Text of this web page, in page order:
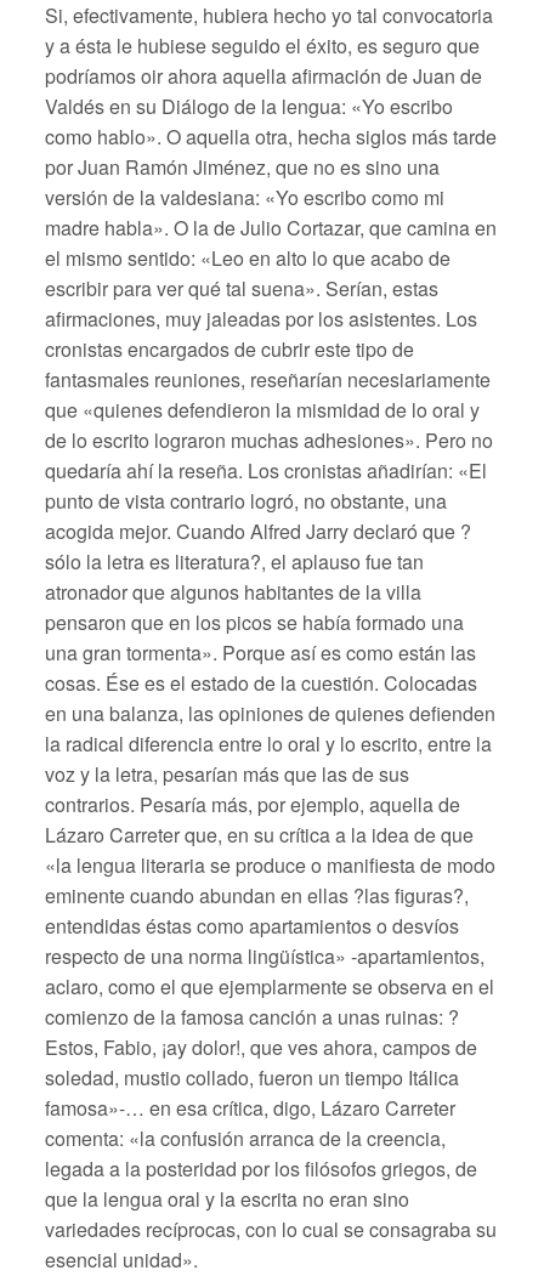
Si, efectivamente, hubiera hecho yo tal convocatoria
y a ésta le hubiese seguido el éxito, es seguro que
podríamos oir ahora aquella afirmación de Juan de
Valdés en su Diálogo de la lengua: «Yo escribo
como hablo». O aquella otra, hecha siglos más tarde
por Juan Ramón Jiménez, que no es sino una
versión de la valdesiana: «Yo escribo como mi
madre habla». O la de Julio Cortazar, que camina en
el mismo sentido: «Leo en alto lo que acabo de
escribir para ver qué tal suena». Serían, estas
afirmaciones, muy jaleadas por los asistentes. Los
cronistas encargados de cubrir este tipo de
fantasmales reuniones, reseñarían necesiariamente
que «quienes defendieron la mismidad de lo oral y
de lo escrito lograron muchas adhesiones». Pero no
quedaría ahí la reseña. Los cronistas añadirían: «El
punto de vista contrario logró, no obstante, una
acogida mejor. Cuando Alfred Jarry declaró que ?
sólo la letra es literatura?, el aplauso fue tan
atronador que algunos habitantes de la villa
pensaron que en los picos se había formado una
una gran tormenta». Porque así es como están las
cosas. Ése es el estado de la cuestión. Colocadas
en una balanza, las opiniones de quienes defienden
la radical diferencia entre lo oral y lo escrito, entre la
voz y la letra, pesarían más que las de sus
contrarios. Pesaría más, por ejemplo, aquella de
Lázaro Carreter que, en su crítica a la idea de que
«la lengua literaria se produce o manifiesta de modo
eminente cuando abundan en ellas ?las figuras?,
entendidas éstas como apartamientos o desvíos
respecto de una norma lingüística» -apartamientos,
aclaro, como el que ejemplarmente se observa en el
comienzo de la famosa canción a unas ruinas: ?
Estos, Fabio, ¡ay dolor!, que ves ahora, campos de
soledad, mustio collado, fueron un tiempo Itálica
famosa»-… en esa crítica, digo, Lázaro Carreter
comenta: «la confusión arranca de la creencia,
legada a la posteridad por los filósofos griegos, de
que la lengua oral y la escrita no eran sino
variedades recíprocas, con lo cual se consagraba su
esencial unidad».